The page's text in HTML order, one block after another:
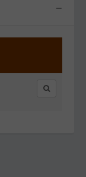
−